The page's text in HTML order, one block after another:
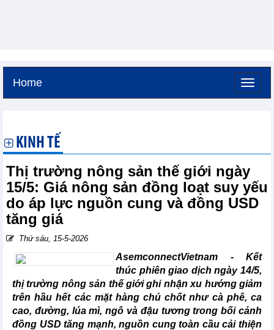
Home
KINH TẾ
Thị trường nông sản thế giới ngày
15/5: Giá nông sản đồng loạt suy yếu
do áp lực nguồn cung và đồng USD
tăng giá
Thứ sáu, 15-5-2026
AsemconnectVietnam - Kết
thúc phiên giao dịch ngày 14/5,
thị trường nông sản thế giới ghi nhận xu hướng giảm
trên hầu hết các mặt hàng chủ chốt như cà phê, ca
cao, đường, lúa mì, ngô và đậu tương trong bối cảnh
đồng USD tăng mạnh, nguồn cung toàn cầu cải thiện